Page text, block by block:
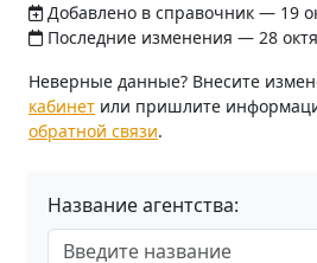
Добавлено в справочник — 19
Последние изменения — 28
Неверные данные? Внесите
кабинет или пришлите
обратной связи.
Название агентства: